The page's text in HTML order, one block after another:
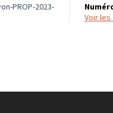
PROP-2023-
voir